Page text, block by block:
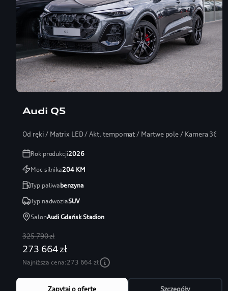
Audi Q5
Od ręki / Matrix LED / Akt. tempomat / Martwe pole / Kamera 360
Rok produkcji2026
Moc silnika204KM
Typ paliwabenzyna
Typ nadwoziaSUV
SalonAudi Gdańsk Stadion
325 790 zł
273 664 zł
Najniższa cena:273 664 zł
Zapytaj o ofertę Szczegóły